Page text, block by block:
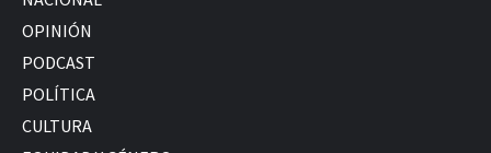
OPINIÓN
PODCAST
POLÍTICA
CULTURA